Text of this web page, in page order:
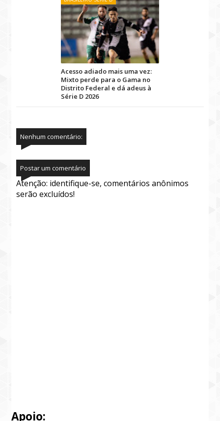
Acesso adiado mais uma vez:
Mixto perde para o Gama no
Distrito Federal e dá adeus à
Série D 2026
Nenhum comentário:
Postar um comentário
Atenção: identifique-se, comentários anônimos
serão excluídos!
Apoio: